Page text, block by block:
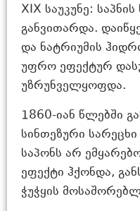
XIX საუკუნე:
განვითარდა.
და ნატრიუმის
უფრო ეფექტურ
უზრუნველყოფდა.
1860-იან წლებში
სინთეზური
საპონს არ
ეფექტი ჰქონდა,
ჭუჭყის